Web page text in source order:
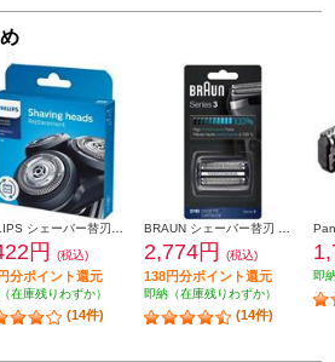
円 (税込)
分ポイント還元
在庫残りわずか）
(14件)
2,774円 (税込)
138円分ポイント還元
即納（在庫残りわずか）
(14件)
即